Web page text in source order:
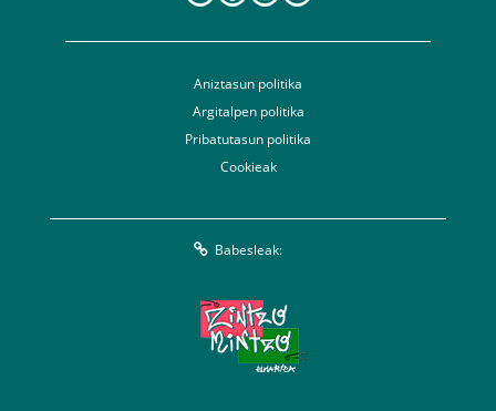
Aniztasun politika
Argitalpen politika
Pribatutasun politika
Cookieak
Babesleak: